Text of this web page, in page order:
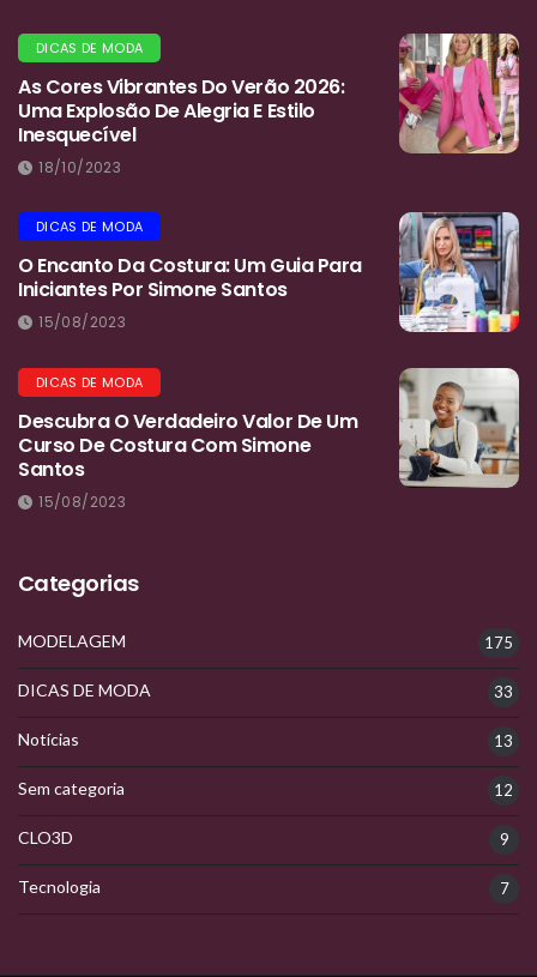
DICAS DE MODA
As Cores Vibrantes Do Verão 2026:
Uma Explosão De Alegria E Estilo
Inesquecível
18/10/2023
DICAS DE MODA
O Encanto Da Costura: Um Guia Para
Iniciantes Por Simone Santos
15/08/2023
DICAS DE MODA
Descubra O Verdadeiro Valor De Um
Curso De Costura Com Simone
Santos
15/08/2023
Categorias
MODELAGEM 175
DICAS DE MODA 33
Notícias 13
Sem categoria 12
CLO3D 9
Tecnologia 7